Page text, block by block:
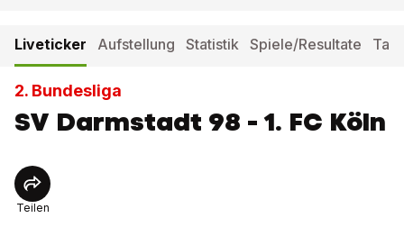
Liveticker Aufstellung Statistik Spiele/Resultate
2. Bundesliga
SV Darmstadt 98 - 1. FC Köln
Teilen